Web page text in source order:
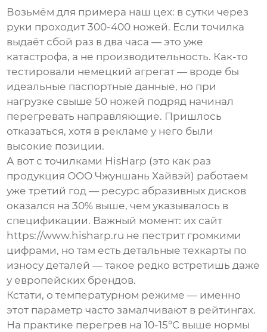
Возьмём для примера наш цех: в сутки через
руки проходит 300-400 ножей. Если точилка
выдаёт сбой раз в два часа — это уже
катастрофа, а не производительность. Как-то
тестировали немецкий агрегат — вроде бы
идеальные паспортные данные, но при
нагрузке свыше 50 ножей подряд начинал
перегревать направляющие. Пришлось
отказаться, хотя в рекламе у него были
высокие позиции.
А вот сточилками HisHarp (это как раз
продукция ООО Чжуншань Хайвэй) работаем
уже третий год — ресурс абразивных дисков
оказался на 30% выше, чем указывалось в
спецификации. Важный момент: их сайт
https://www.hisharp.ru не пестрит громкими
цифрами, но там есть детальные техкарты по
износу деталей — такое редко встретишь даже
у европейских брендов.
Кстати, о температурном режиме — именно
этот параметр часто замалчивают в рейтингах.
На практике перегрев на 10-15°C выше нормы